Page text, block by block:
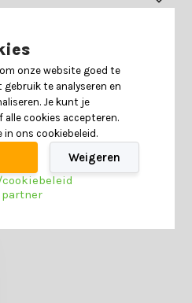
recent bekeken
onze website goed te
te analyseren en
Je kunt je
cookies accepteren.
ons cookiebeleid.
Weigeren
partner